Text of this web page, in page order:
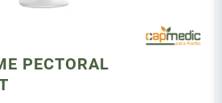
PECTORAL